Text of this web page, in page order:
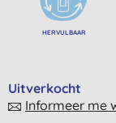
HERVULBAAR
Uitverkocht
Informeer me